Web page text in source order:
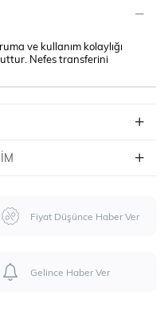
ve kullanım kolaylığı
Nefes transferini
Fiyat Düşünce Haber Ver
Gelince Haber Ver